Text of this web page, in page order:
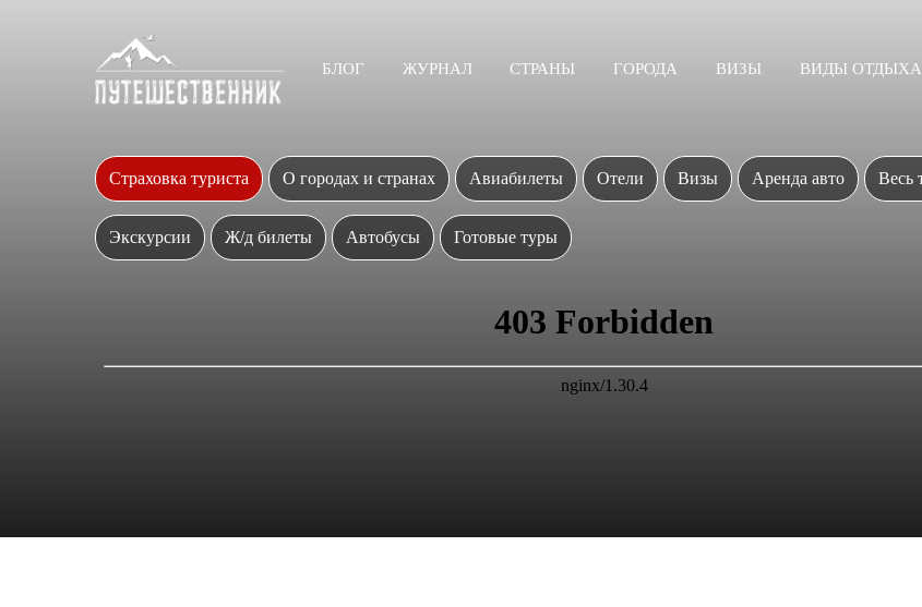
БЛОГ ЖУРНАЛ СТРАНЫ ГОРОДА ВИЗЫ ВИДЫ ОТДЫХА
Страховка туриста О городах и странах Авиабилеты Отели Визы Аренда авто Весь
Экскурсии Ж/д билеты Автобусы Готовые туры